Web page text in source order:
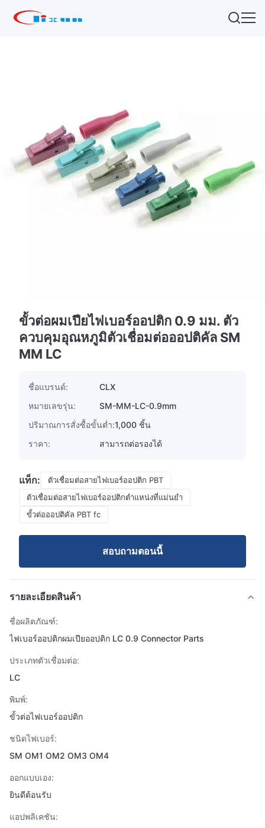
ขั้วต่อผมเปียไฟเบอร์ออปติก 0.9 มม. ตัว
ควบคุมอุณหภูมิตัวเชื่อมต่อออปติคัล SM
MM LC
ชื่อแบรนด์:
CLX
หมายเลขรุ่น:
SM-MM-LC-0.9mm
ปริมาณการสั่งซื้อขั้นต่ำ:1,000 ชิ้น
ราคา:
สามารถต่อรองได้
แท็ก:
ตัวเชื่อมต่อสายไฟเบอร์ออปติก PBT
ตัวเชื่อมต่อสายไฟเบอร์ออปติกตำแหน่งที่แม่นยำ
ขั้วต่อออปติคัล PBT fc
สอบถามตอนนี้
รายละเอียดสินค้า
ชื่อผลิตภัณฑ์:
ไฟเบอร์ออปติกผมเปียออปติก LC 0.9 Connector Parts
ประเภทตัวเชื่อมต่อ:
LC
พิมพ์:
ขั้วต่อไฟเบอร์ออปติก
ชนิดไฟเบอร์:
SM OM1 OM2 OM3 OM4
ออกแบบเอง:
ยินดีต้อนรับ
แอปพลิเคชัน: